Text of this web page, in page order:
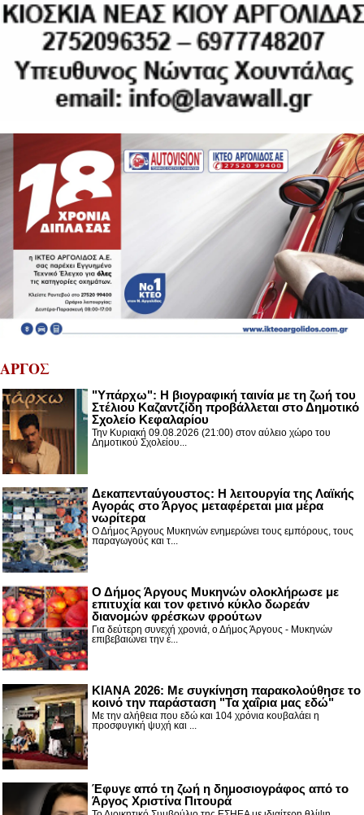
ΑΡΓΟΣ
"Υπάρχω": Η βιογραφική ταινία με τη ζωή του
Στέλιου Καζαντζίδη προβάλλεται στο Δημοτικό
Σχολείο Κεφαλαρίου
Την Κυριακή 09.08.2026 (21:00) στον αύλειο χώρο του
Δημοτικού Σχολείου...
Δεκαπενταύγουστος: H λειτουργία της Λαϊκής
Αγοράς στο Άργος μεταφέρεται μια μέρα
νωρίτερα
Ο Δήμος Άργους Μυκηνών ενημερώνει τους εμπόρους, τους
παραγωγούς και τ...
Ο Δήμος Άργους Μυκηνών ολοκλήρωσε με
επιτυχία και τον φετινό κύκλο δωρεάν
διανομών φρέσκων φρούτων
Για δεύτερη συνεχή χρονιά, ο Δήμος Άργους - Μυκηνών
επιβεβαιώνει την έ...
ΚΙΑΝΑ 2026: Με συγκίνηση παρακολούθησε το
κοινό την παράσταση "Τα χαΐρια μας εδώ"
Με την αλήθεια που εδώ και 104 χρόνια κουβαλάει η
προσφυγική ψυχή και ...
Έφυγε από τη ζωή η δημοσιογράφος από το
Άργος Χριστίνα Πιτουρά